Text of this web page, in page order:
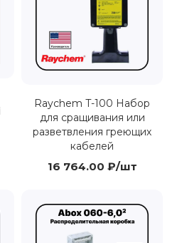
Raychem T-100 Набор
для сращивания или
разветвления греющих
кабелей
16 764.00 ₽/шт